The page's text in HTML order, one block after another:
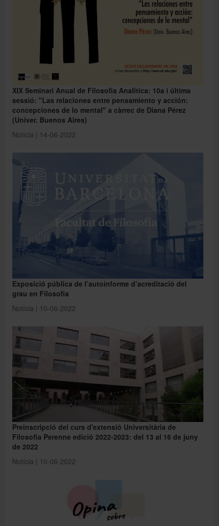
XIX Seminari Anual de Filosofia Analítica: 10a i última
sessió: "Las relaciones entre pensamiento y acción:
concepciones de lo mental" a càrrec de Diana Pérez
(Univer. Buenos Aires)
Notícia | 14-06-2022
Exposició pública de l’autoinforme d’acreditació del
grau en Filosofia
Notícia | 10-06-2022
Preinscripció del curs d'extensió Universitària de
Filosofia Perenne edició 2022-2023: del 13 al 16 de juny
de 2022
Notícia | 10-06-2022